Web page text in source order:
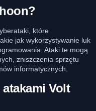
które
jak wykorzystywanie luk
Ataki te mogą
zniszczenia sprzętu
informatycznych.
Volt